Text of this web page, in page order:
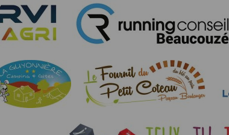
This app requires camera permissions if the user is
does not require information from your contacts.
Payment information
No payment is made within the app, so no information about